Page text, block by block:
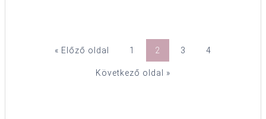
« Előző oldal 1 2 3 4
Következő oldal »